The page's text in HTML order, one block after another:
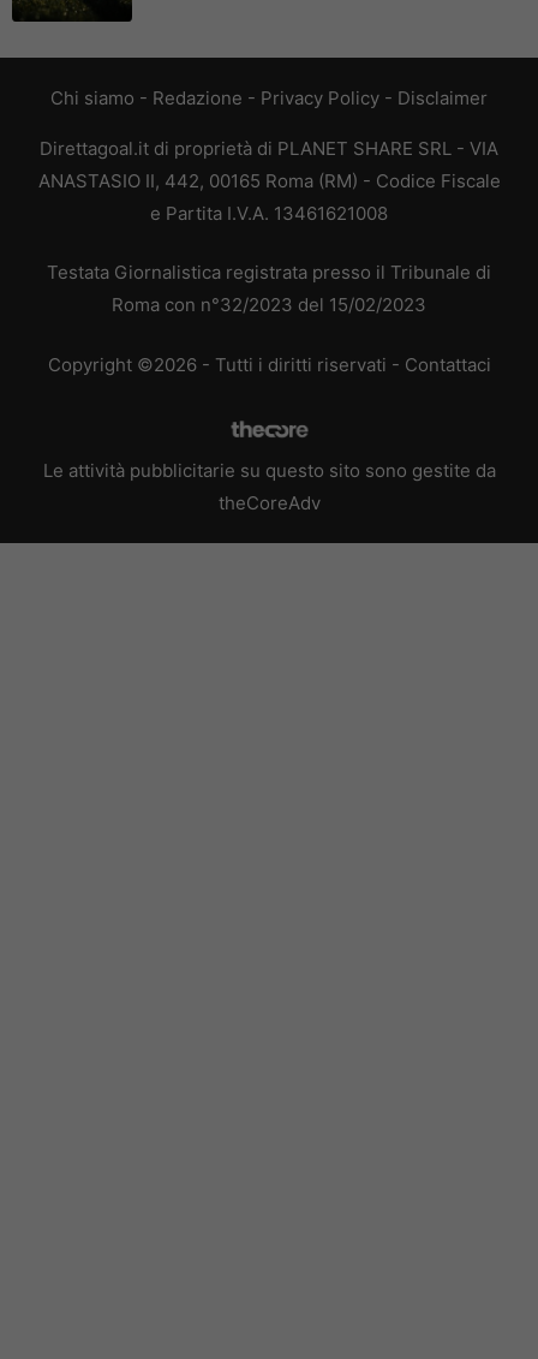
Chi siamo - Redazione - Privacy Policy - Disclaimer
Direttagoal.it di proprietà di PLANET SHARE SRL - VIA
ANASTASIO II, 442, 00165 Roma (RM) - Codice Fiscale
e Partita I.V.A. 13461621008
Testata Giornalistica registrata presso il Tribunale di
Roma con n°32/2023 del 15/02/2023
Copyright ©2026 - Tutti i diritti riservati - Contattaci
Le attività pubblicitarie su questo sito sono gestite da
theCoreAdv